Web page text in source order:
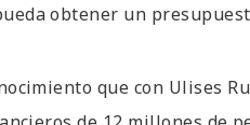
obtener un
que con Ulises